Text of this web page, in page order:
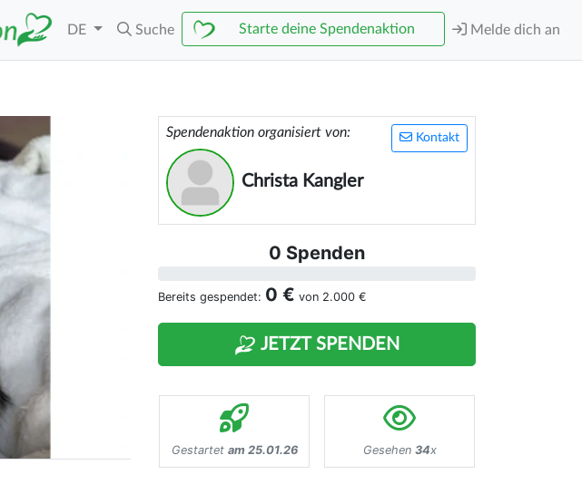
DE Suche Starte deine Spendenaktion Melde dich an
Kontakt
Spendenaktion organisiert von:
Christa Kangler
0 Spenden
Bereits gespendet: 0 € von 2.000 €
JETZT SPENDEN
Gestartet am 25.01.26 Gesehen 34x